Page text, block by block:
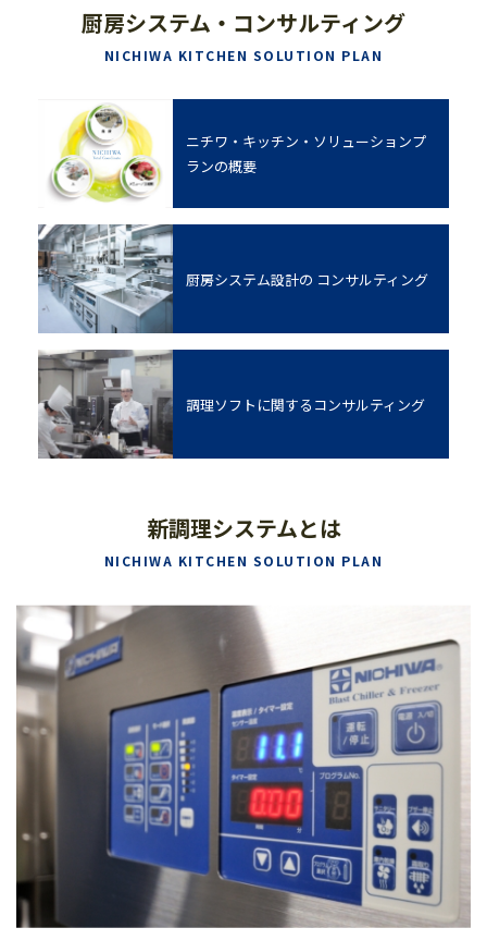
厨房システム・コンサルティング
NICHIWA KITCHEN SOLUTION PLAN
ニチワ・キッチン・ソリューションプ
ランの概要
厨房システム設計の コンサルティング
調理ソフトに関する コンサルティング
新調理システムとは
NICHIWA KITCHEN SOLUTION PLAN